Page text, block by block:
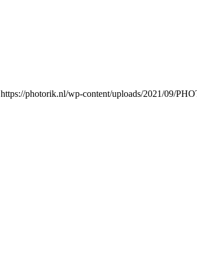
https://photorik.nl/wp-content/uploads/2021/09/